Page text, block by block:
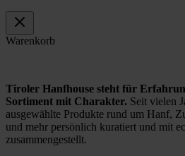
Warenkorb
Tiroler Hanfhouse steht für
Sortiment mit Charakter. Seit vielen
ausgewählte Produkte rund um Hanf,
und mehr persönlich kuratiert und mit
zusammengestellt.